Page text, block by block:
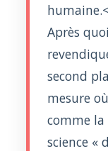
Après
second
mesure
comme la
science «